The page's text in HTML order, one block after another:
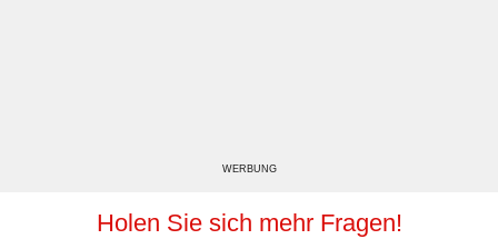
WERBUNG
Holen Sie sich mehr Fragen!